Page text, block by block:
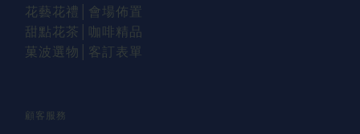
花藝花禮
│會場佈置
甜點花茶│咖啡精品
菓波選物
客訂表單
顧客服務